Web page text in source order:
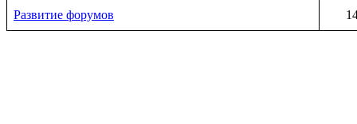
Развитие форумов